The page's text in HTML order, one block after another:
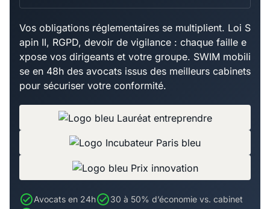
Vos obligations réglementaires se multiplient. Loi S
apin II, RGPD, devoir de vigilance : chaque faille e
xpose vos dirigeants et votre groupe. SWIM mobili
se en 48h des avocats issus des meilleurs cabinets
pour sécuriser votre conformité.
Avocats en 24h
30 à 50% d’économie vs. cabinet